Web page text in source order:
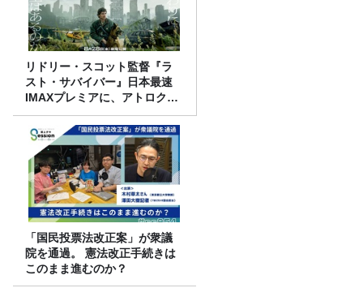
リドリー・スコット監督『ラ
スト・サバイバー』日本最速
IMAXプレミアに、アトロクリ
スナー60名をご招待！
「国民投票法改正案」が衆議
院を通過。 憲法改正手続きは
このまま進むのか？